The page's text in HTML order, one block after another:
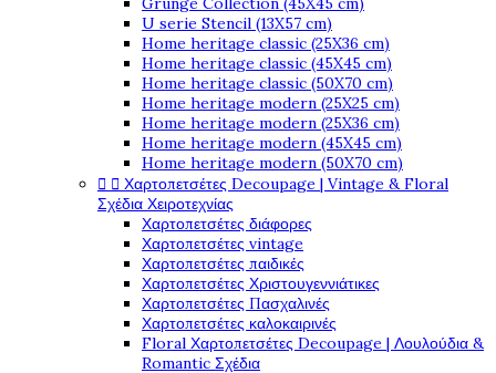
U serie Stencil (13X57 cm)
Home heritage classic (25X36 cm)
Home heritage classic (45X45 cm)
Home heritage classic (50X70 cm)
Home heritage modern (25X25 cm)
Home heritage modern (25X36 cm)
Home heritage modern (45X45 cm)
Home heritage modern (50X70 cm)
  Χαρτοπετσέτες Decoupage | Vintage & Floral
Σχέδια Χειροτεχνίας
Χαρτοπετσέτες διάφορες
Χαρτοπετσέτες vintage
Χαρτοπετσέτες παιδικές
Χαρτοπετσέτες Χριστουγεννιάτικες
Χαρτοπετσέτες Πασχαλινές
Χαρτοπετσέτες καλοκαιρινές
Floral Χαρτοπετσέτες Decoupage | Λουλούδια &
Romantic Σχέδια